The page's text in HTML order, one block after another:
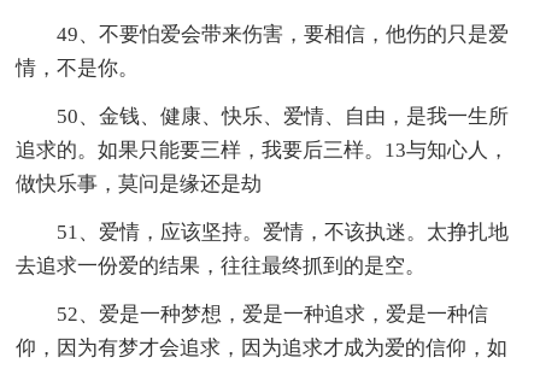
49、不要怕爱会带来伤害，要相信，他伤的只是爱
情，不是你。
50、金钱、健康、快乐、爱情、自由，是我一生所
追求的。如果只能要三样，我要后三样。13与知心人，
做快乐事，莫问是缘还是劫
51、爱情，应该坚持。爱情，不该执迷。太挣扎地
去追求一份爱的结果，往往最终抓到的是空。
52、爱是一种梦想，爱是一种追求，爱是一种信
仰，因为有梦才会追求，因为追求才成为爱的信仰，如